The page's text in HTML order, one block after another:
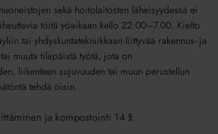
sekä hoitolaitosten läheisyydessä ei
töitä yöaikaan kello 22.00–7.00. Kielto
tai yhdyskuntatekniikkaan liittyvää rakennus- ja
muuta tilapäistä työtä, jota on
liikenteen sujuvuuden tai muun perustellun
tehdä öisin.
ja kompostointi 14 §